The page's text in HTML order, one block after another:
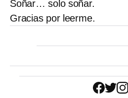
Soñar… solo soñar.
Gracias por leerme.